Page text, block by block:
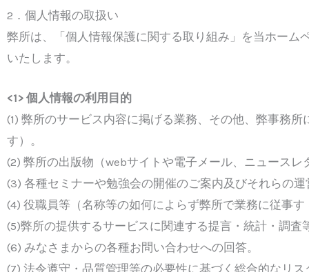
2．個人情報の取扱い
弊所は、「個人情報保護に関する取り組み」を当ホー
いたします。
<1> 個人情報の利用目的
(1) 弊所のサービス内容に掲げる業務、その他、弊事務
す）。
(2) 弊所の出版物（webサイトや電子メール、ニュース
(3) 各種セミナーや勉強会の開催のご案内及びそれらの運
(4) 役職員等（名称等の如何によらず弊所で業務に従事
(5)弊所の提供するサービスに関連する提言・統計・調
(6) みなさまからの各種お問い合わせへの回答。
(7) 法令遵守・品質管理等の必要性に基づく総合的なリス